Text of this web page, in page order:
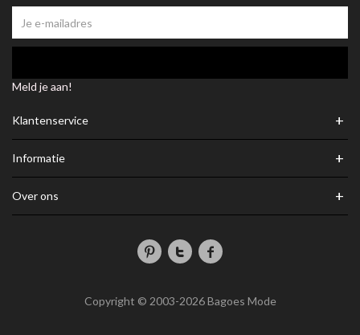
Meld je aan!
Klantenservice +
Informatie +
Over ons +
Copyright © 2003-2026 Bagoes Mode